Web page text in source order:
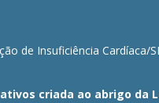
de Insuficiência Cardíaca/
criada ao abrigo da